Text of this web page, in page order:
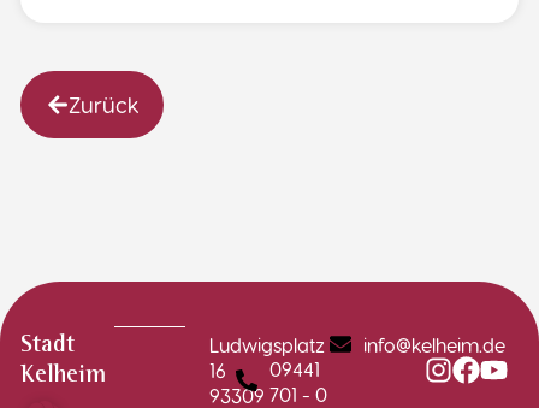
Zurück
Stadt
Kelheim
Ludwigsplatz
16
93309
09441
701 - 0
info@kelheim.de